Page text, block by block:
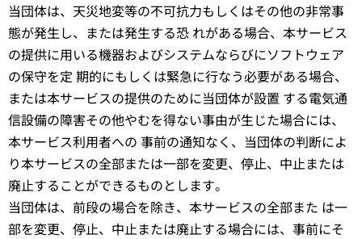
当団体は、天災地変等の不可抗力もしくはその他の非常事
態が発生し、または発生する恐 れがある場合、本サービス
の提供に用いる機器およびシステムならびにソフトウェア
の保守を定 期的にもしくは緊急に行なう必要がある場合、
または本サービスの提供のために当団体が設置 する電気通
信設備の障害その他やむを得ない事由が生じた場合には、
本サービス利用者への 事前の通知なく、当団体の判断によ
り本サービスの全部または一部を変更、停止、中止または
廃止することができるものとします。
当団体は、前段の場合を除き、本サービスの全部また は一
部を変更、停止、中止または廃止する場合には、事前にそ